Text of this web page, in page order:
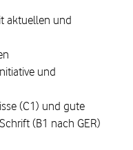
aktuellen und
und
(C1) und gute
(B1 nach GER)